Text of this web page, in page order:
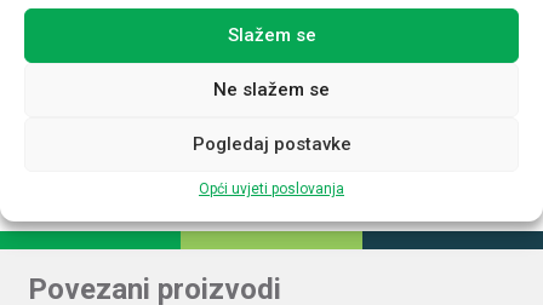
Slažem se
Ne slažem se
Pogledaj postavke
Opći uvjeti poslovanja
Izlazna struja (A)
Povezani proizvodi